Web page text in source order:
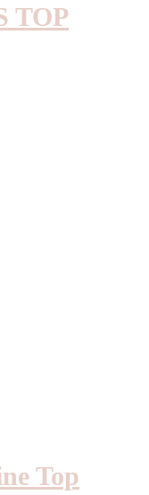
TOP
Top